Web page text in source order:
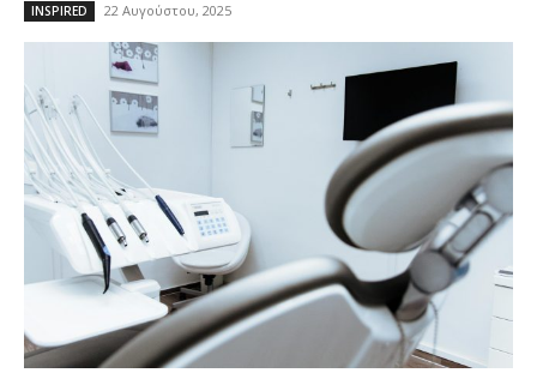
INSPIRED 22 Αυγούστου, 2025